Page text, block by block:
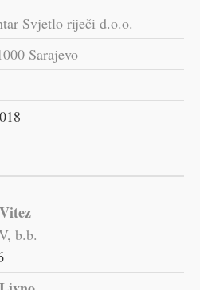
Svjetlo riječi d.o.o.
Sarajevo
b.b.